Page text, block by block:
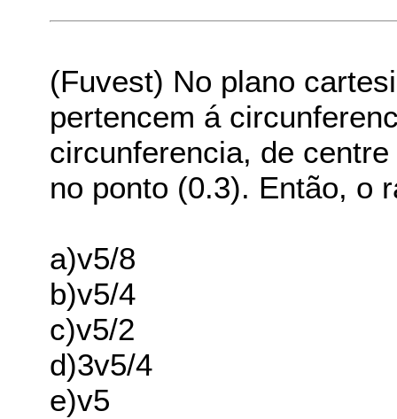
(Fuvest) No plano
pertencem á
circunferencia, de
no ponto (0.3). Então, o
a)v5/8
b)v5/4
c)v5/2
d)3v5/4
e)v5